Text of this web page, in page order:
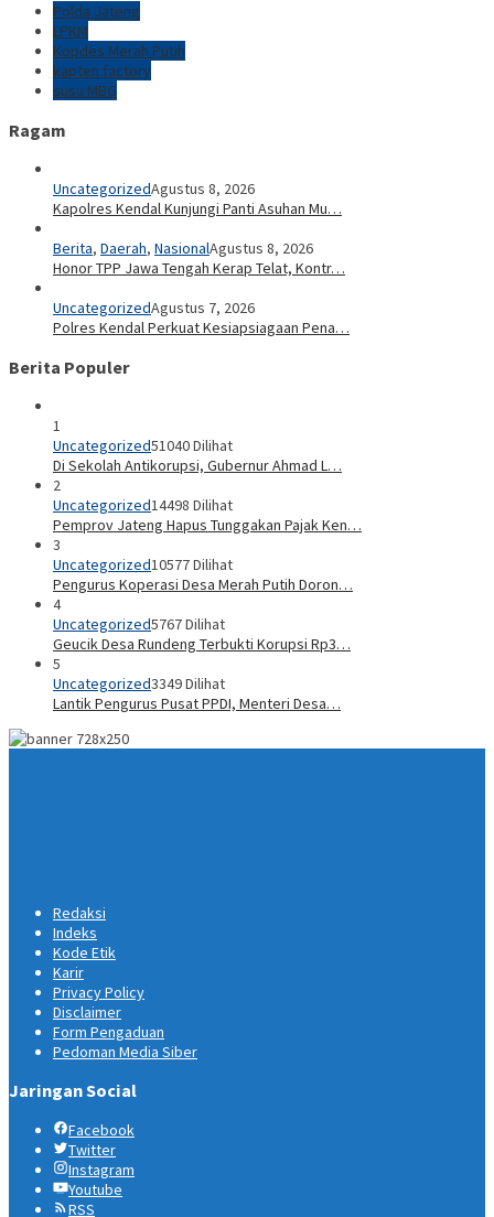
Polda Jateng
LPKM
Kopdes Merah Putih
kapten factory
susu MBG
Ragam
UncategorizedAgustus 8, 2026
Kapolres Kendal Kunjungi Panti Asuhan Mu…
Berita, Daerah, NasionalAgustus 8, 2026
Honor TPP Jawa Tengah Kerap Telat, Kontr…
UncategorizedAgustus 7, 2026
Polres Kendal Perkuat Kesiapsiagaan Pena…
Berita Populer
1
Uncategorized51040 Dilihat
Di Sekolah Antikorupsi, Gubernur Ahmad L…
2
Uncategorized14498 Dilihat
Pemprov Jateng Hapus Tunggakan Pajak Ken…
3
Uncategorized10577 Dilihat
Pengurus Koperasi Desa Merah Putih Doron…
4
Uncategorized5767 Dilihat
Geucik Desa Rundeng Terbukti Korupsi Rp3…
5
Uncategorized3349 Dilihat
Lantik Pengurus Pusat PPDI, Menteri Desa…
Redaksi
Indeks
Kode Etik
Karir
Privacy Policy
Disclaimer
Form Pengaduan
Pedoman Media Siber
Jaringan Social
Facebook
Twitter
Instagram
Youtube
RSS